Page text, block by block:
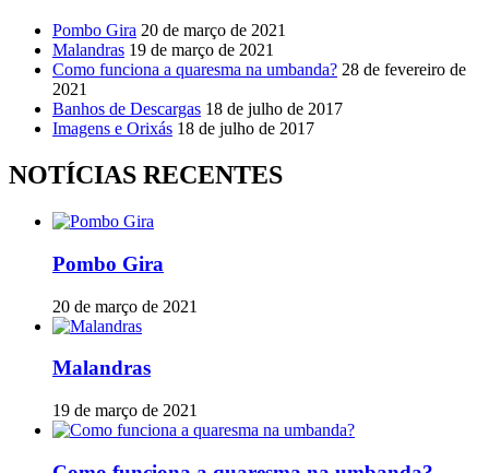
Pombo Gira 20 de março de 2021
Malandras 19 de março de 2021
Como funciona a quaresma na umbanda? 28 de fevereiro de
2021
Banhos de Descargas 18 de julho de 2017
Imagens e Orixás 18 de julho de 2017
NOTÍCIAS RECENTES
Pombo Gira
20 de março de 2021
Malandras
19 de março de 2021